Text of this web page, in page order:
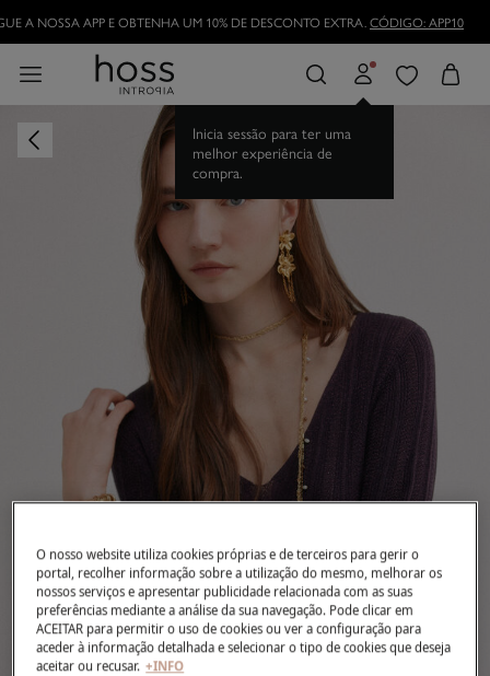
A NOSSA APP E OBTENHA UM 10% DE DESCONTO EXTRA.CÓDIGO: APP10
O nosso website utiliza cookies próprias e de terceiros para gerir o
portal, recolher informação sobre a utilização do mesmo, melhorar os
nossos serviços e apresentar publicidade relacionada com as suas
preferências mediante a análise da sua navegação. Pode clicar em
ACEITAR para permitir o uso de cookies ou ver a configuração para
aceder à informação detalhada e selecionar o tipo de cookies que deseja
aceitar ou recusar. +INFO